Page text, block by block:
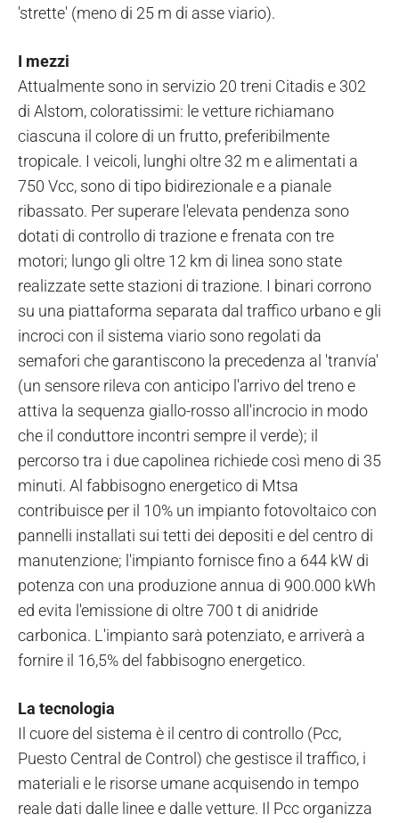
'strette' (meno di 25 m di asse viario).
I mezzi
Attualmente sono in servizio 20 treni Citadis e 302
di Alstom, coloratissimi: le vetture richiamano
ciascuna il colore di un frutto, preferibilmente
tropicale. I veicoli, lunghi oltre 32 m e alimentati a
750 Vcc, sono di tipo bidirezionale e a pianale
ribassato. Per superare l'elevata pendenza sono
dotati di controllo di trazione e frenata con tre
motori; lungo gli oltre 12 km di linea sono state
realizzate sette stazioni di trazione. I binari corrono
su una piattaforma separata dal traffico urbano e gli
incroci con il sistema viario sono regolati da
semafori che garantiscono la precedenza al 'tranvía'
(un sensore rileva con anticipo l'arrivo del treno e
attiva la sequenza giallo-rosso all'incrocio in modo
che il conduttore incontri sempre il verde); il
percorso tra i due capolinea richiede così meno di 35
minuti. Al fabbisogno energetico di Mtsa
contribuisce per il 10% un impianto fotovoltaico con
pannelli installati sui tetti dei depositi e del centro di
manutenzione; l'impianto fornisce fino a 644 kW di
potenza con una produzione annua di 900.000 kWh
ed evita l'emissione di oltre 700 t di anidride
carbonica. L'impianto sarà potenziato, e arriverà a
fornire il 16,5% del fabbisogno energetico.
La tecnologia
Il cuore del sistema è il centro di controllo (Pcc,
Puesto Central de Control) che gestisce il traffico, i
materiali e le risorse umane acquisendo in tempo
reale dati dalle linee e dalle vetture. Il Pcc organizza